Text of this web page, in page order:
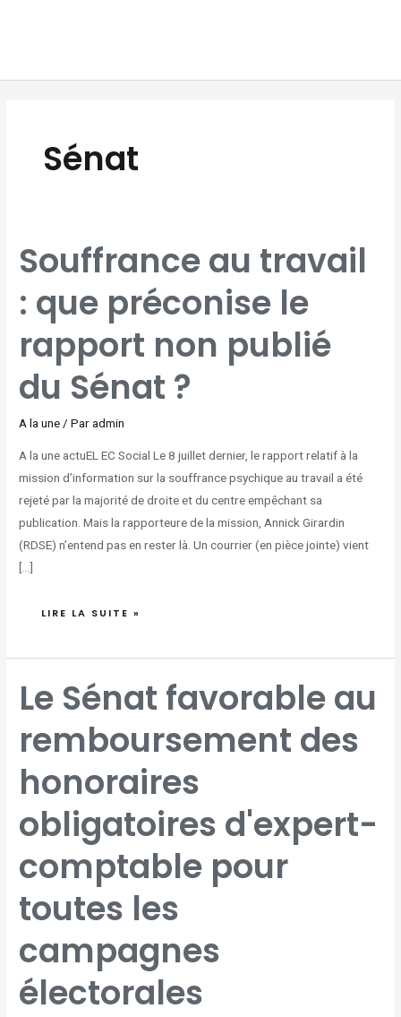
Sénat
Souffrance au travail
: que préconise le
rapport non publié
du Sénat ?
A la une/ Paradmin
A la une actuEL EC Social Le 8 juillet dernier, le rapport relatif à la
mission d’information sur la souffrance psychique au travail a été
rejeté par la majorité de droite et du centre empêchant sa
publication. Mais la rapporteure de la mission, Annick Girardin
(RDSE) n’entend pas en rester là. Un courrier (en pièce jointe) vient
[…]
SOUFFRANCE
AU
TRAVAIL
:
LE
RAPPORT
NON
PUBLIÉ
SÉNAT
?
LIRE LA SUITE »
Le Sénat favorable au
remboursement des
honoraires
obligatoires d'expert-
comptable pour
toutes les
campagnes
électorales
SÉNAT
FAVORABLE
AU
HONORAIRES
OBLIGATOIRES
D'EXPERT-
TOUTES
LES
CAMPAGNES